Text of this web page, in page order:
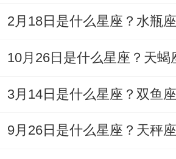
开口就是「我妈说咱俩生辰
年末冲刺的真爱 冷空气也冻
大家可能不知道,双十一熬
单网友！发现住再同个小区
2月18日是什么星座？水瓶座
10月26日是什么星座？天蝎
3月14日是什么星座？双鱼座
9月26日是什么星座？天秤座